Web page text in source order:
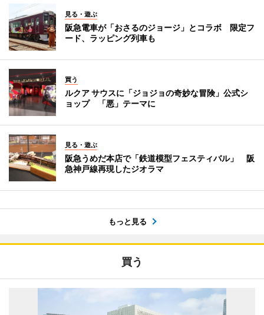
見る・遊ぶ
阪急電車が「おさるのジョージ」とコラボ 限定フ
ード、ラッピング列車も
買う
ルクア サウスに「ジョジョの奇妙な冒険」公式シ
ョップ 「悪」テーマに
見る・遊ぶ
阪急うめだ本店で「鉄道模型フェスティバル」 阪
急神戸線再現したジオラマ
もっと見る
買う